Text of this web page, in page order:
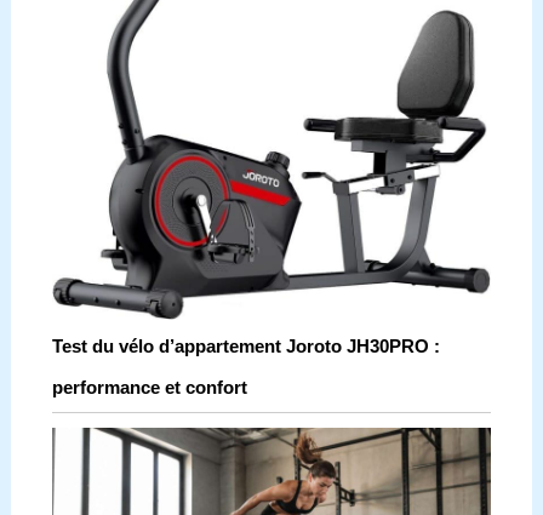
Test du vélo d’appartement Joroto JH30PRO :
performance et confort